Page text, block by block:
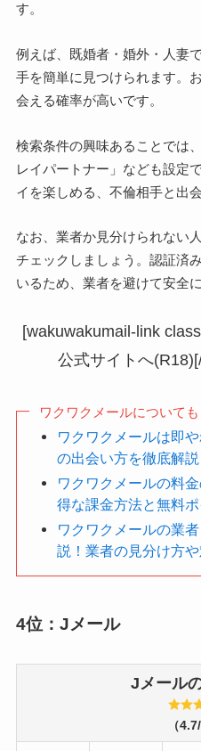
す。
例えば、既婚者・婚外・人妻
手を簡単に見つけられます。
会える確率が高いです。
検索条件の興味あることでは
レイパートナー」なども設定
イを楽しめる、不倫相手と出
なお、業者か見分けられない
チェックしましょう。認証済
いるため、業者を避けて安全
[wakuwakumail-link
公式サイトへ
ワクワクメールについて
ワクワクメールは即
の出会い方を徹底解説
ワクワクメールの料
得な課金方法と無料
ワクワクメールの業
説！業者の見分け方
4位：Jメール
Jメール
（